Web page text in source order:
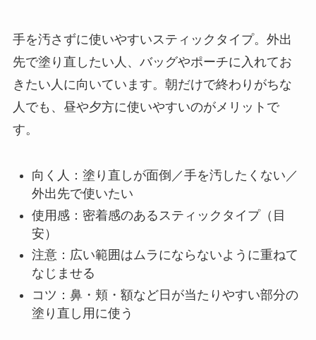
手を汚さずに使いやすいスティックタイプ。外出
先で塗り直したい人、バッグやポーチに入れてお
きたい人に向いています。朝だけで終わりがちな
人でも、昼や夕方に使いやすいのがメリットで
す。
向く人：塗り直しが面倒／手を汚したくない／
外出先で使いたい
使用感：密着感のあるスティックタイプ（目
安）
注意：広い範囲はムラにならないように重ねて
なじませる
コツ：鼻・頬・額など日が当たりやすい部分の
塗り直し用に使う